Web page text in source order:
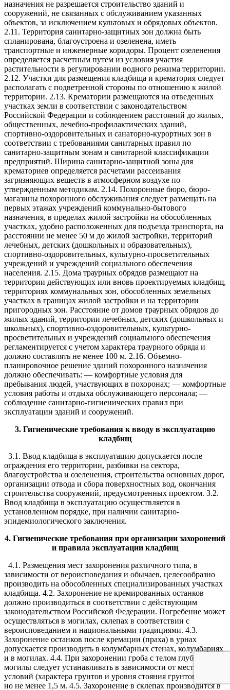
назначения не разрешается строительство зданий и
сооружений, не связанных с обслуживанием указанных
объектов, за исключением культовых и обрядовых объектов.
2.11. Территория санитарно-защитных зон должна быть
спланирована, благоустроена и озеленена, иметь
транспортные и инженерные коридоры. Процент озеленения
определяется расчетным путем из условия участия
растительности в регулировании водного режима территории.
2.12. Участки для размещения кладбища и крематория следует
располагать с подветренной стороны по отношению к жилой
территории. 2.13. Крематории размещаются на отведенных
участках земли в соответствии с законодательством
Российской Федерации и соблюдением расстояний до жилых,
общественных, лечебно-профилактических зданий,
спортивно-оздоровительных и санаторно-курортных зон в
соответствии с требованиями санитарных правил по
санитарно-защитным зонам и санитарной классификации
предприятий. Ширина санитарно-защитной зоны для
крематориев определяется расчетами рассеивания
загрязняющих веществ в атмосферном воздухе по
утвержденным методикам. 2.14. Похоронные бюро, бюро-
магазины похоронного обслуживания следует размещать на
первых этажах учреждений коммунально-бытового
назначения, в пределах жилой застройки на обособленных
участках, удобно расположенных для подъезда транспорта, на
расстоянии не менее 50 м до жилой застройки, территорий
лечебных, детских (дошкольных и образовательных),
спортивно-оздоровительных, культурно-просветительных
учреждений и учреждений социального обеспечения
населения. 2.15. Дома траурных обрядов размещают на
территории действующих или вновь проектируемых кладбищ,
территориях коммунальных зон, обособленных земельных
участках в границах жилой застройки и на территории
пригородных зон. Расстояние от домов траурных обрядов до
жилых зданий, территории лечебных, детских (дошкольных и
школьных), спортивно-оздоровительных, культурно-
просветительных и учреждений социального обеспечения
регламентируется с учетом характера траурного обряда и
должно составлять не менее 100 м. 2.16. Объемно-
планировочное решение зданий похоронного назначения
должно обеспечивать: — комфортные условия для
пребывания людей, участвующих в похоронах; — комфортные
условия работы и отдыха обслуживающего персонала; —
соблюдение санитарно-гигиенических правил при
эксплуатации зданий и сооружений.
3. Гигиенические требования к вводу в эксплуатацию
кладбищ
3.1. Ввод кладбища в эксплуатацию допускается после
ограждения его территории, разбивки на сектора,
благоустройства и озеленения, строительства основных дорог,
организации отвода и сбора поверхностных вод, окончания
строительства сооружений, предусмотренных проектом. 3.2.
Ввод кладбища в эксплуатацию осуществляется в
установленном порядке, при наличии санитарно-
эпидемиологического заключения.
4. Гигиенические требования при организации захоронений
и правила эксплуатации кладбищ
4.1. Размещения мест захоронения различного типа, в
зависимости от вероисповедания и обычаев, целесообразно
производить на обособленных специализированных участках
кладбища. 4.2. Захоронение не кремированных останков
должно производиться в соответствии с действующим
законодательством Российской Федерации. Погребение может
осуществляться в могилах, склепах в соответствии с
вероисповеданием и национальными традициями. 4.3.
Захоронение останков после кремации (праха) в урнах
допускается производить в колумбарных стенах, колумбариях
и в могилах. 4.4. При захоронении гроба с телом глубину
могилы следует устанавливать в зависимости от местных
условий (характера грунтов и уровня стояния грунтовых вод),
но не менее 1,5 м. 4.5. Захоронение в склепах производится в